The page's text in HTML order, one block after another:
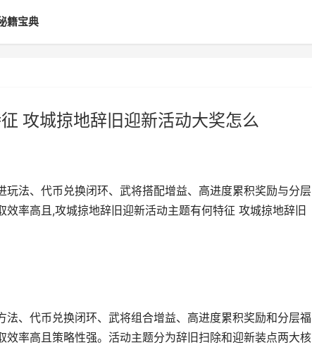
籍宝典
攻城掠地辞旧迎新活动大奖怎么
法、代币兑换闭环、武将搭配增益、高进度累积奖励与分层
率高且,攻城掠地辞旧迎新活动主题有何特征 攻城掠地辞旧
、代币兑换闭环、武将组合增益、高进度累积奖励和分层福
率高且策略性强。活动主题分为辞旧扫除和迎新装点两大核